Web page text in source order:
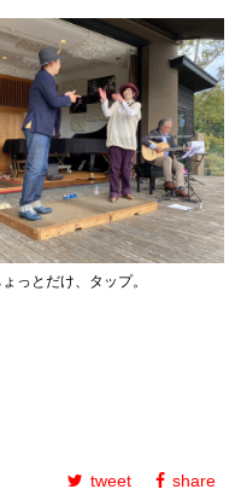
ょっとだけ、タップ。
tweet share